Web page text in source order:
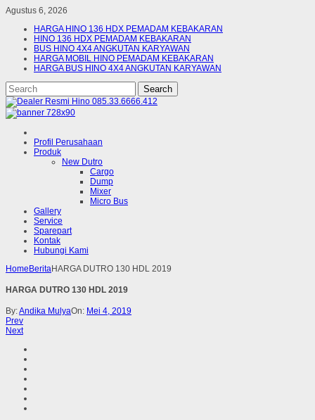
Agustus 6, 2026
HARGA HINO 136 HDX PEMADAM KEBAKARAN
HINO 136 HDX PEMADAM KEBAKARAN
BUS HINO 4X4 ANGKUTAN KARYAWAN
HARGA MOBIL HINO PEMADAM KEBAKARAN
HARGA BUS HINO 4X4 ANGKUTAN KARYAWAN
Profil Perusahaan
Produk
New Dutro
Cargo
Dump
Mixer
Micro Bus
Gallery
Service
Sparepart
Kontak
Hubungi Kami
Home BeritaHARGA DUTRO 130 HDL 2019
HARGA DUTRO 130 HDL 2019
By:Andika MulyaOn: Mei 4, 2019
Prev
Next